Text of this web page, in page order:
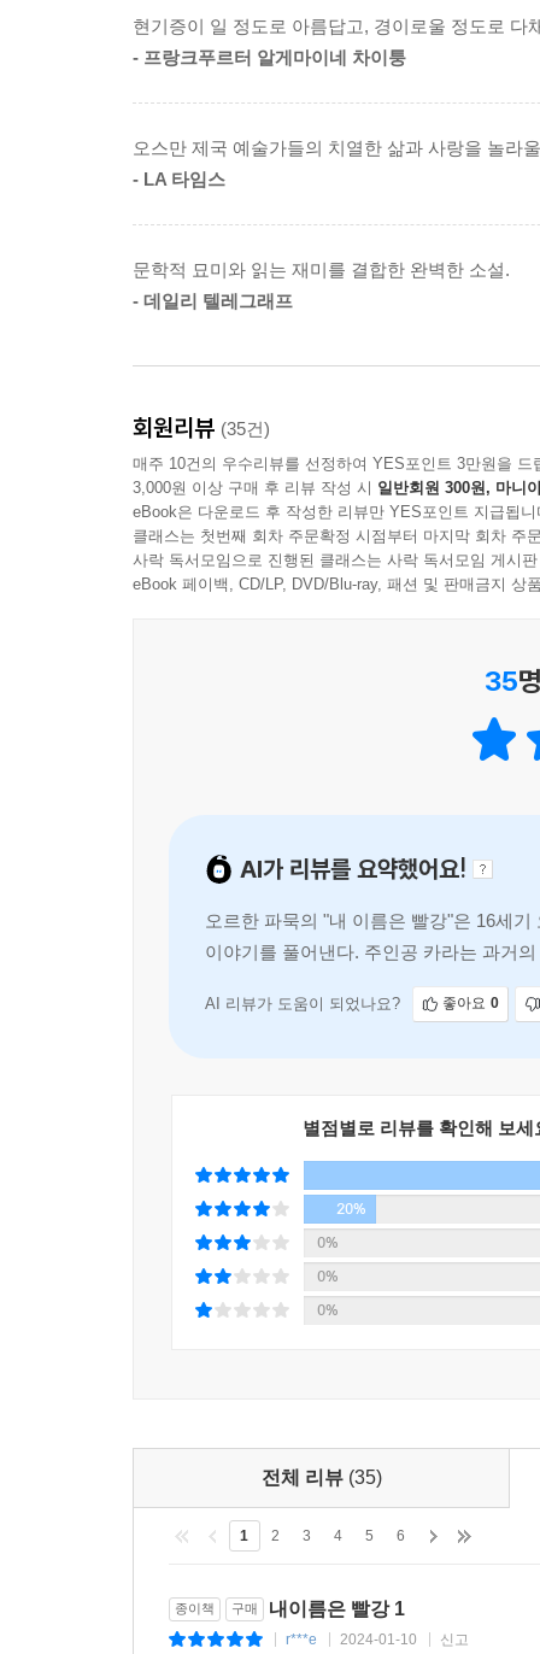
예술론과 '작가 의식'이 싹튼 이후의 예술, 즉 개
치닫는 과정을 지켜보노라면, 이 소설이 왜 오늘
문명은 언제나 새로운 것들과 충돌하면서 섞이
과정이었다. 『내 이름은 빨강』은 이런 거시
신념을 지키기 위해 무엇을 희생하는지, 그 과정
현기증이 일 정도로 아름답고, 경이로울 정도로 다
- 프랑크푸르터 알게마이네 차이퉁
오스만 제국 예술가들의 치열한 삶과 사랑을 놀라
- LA 타임스
문학적 묘미와 읽는 재미를 결합한 완벽한 소설.
- 데일리 텔레그래프
회원리뷰 (35건)
매주 10건의 우수리뷰를 선정하여 YES포인트 3만원을 드
3,000원 이상 구매 후 리뷰 작성 시 일반회원 300원, 마니
eBook은 다운로드 후 작성한 리뷰만 YES포인트 지급됩니
클래스는 첫번째 회차 주문확정 시점부터 마지막 회차 주
사락 독서모임으로 진행된 클래스는 사락 독서모임 게시
eBook 페이백, CD/LP, DVD/Blu-ray, 패션 및 판매금지 상
35
AI가 리뷰를 요약했어요!
오르한 파묵의 "내 이름은 빨강"은 16세
이야기를 풀어낸다. 주인공 카라는 과거
이슬람 전통과 유럽 문화의 갈등을 그
별점별로 리뷰를 확인해 보세
20%
0%
0%
전체 리뷰(35)
종이책 구매 내이름은 빨강 1